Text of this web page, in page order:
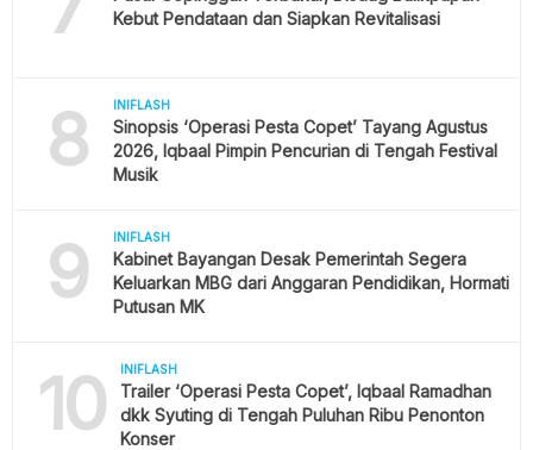
Kebut Pendataan dan Siapkan Revitalisasi
8 INIFLASH
Sinopsis ‘Operasi Pesta Copet’ Tayang Agustus
2026, Iqbaal Pimpin Pencurian di Tengah Festival
Musik
9 INIFLASH
Kabinet Bayangan Desak Pemerintah Segera
Keluarkan MBG dari Anggaran Pendidikan, Hormati
Putusan MK
10 INIFLASH
Trailer ‘Operasi Pesta Copet’, Iqbaal Ramadhan
dkk Syuting di Tengah Puluhan Ribu Penonton
Konser